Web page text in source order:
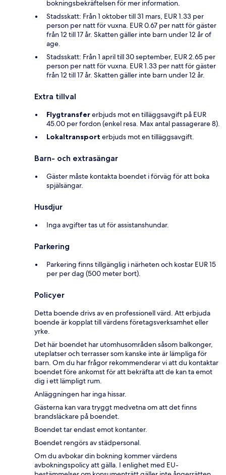
bokningsbekräftelsen för mer information.
Stadsskatt: Från 1 oktober till 31 mars, EUR 1.33 per
person per natt för vuxna. EUR 0.67 per natt för gäster
från 12 till 17 år. Skatten gäller inte barn under 12 år of
age.
Stadsskatt: Från 1 april till 30 september, EUR 2.65 per
person per natt för vuxna. EUR 1.33 per natt för gäster
från 12 till 17 år. Skatten gäller inte barn under 12 år.
Extra tillval
Flygtransfererbjuds mot en tilläggsavgift på EUR
45.00 per fordon (enkel resa. Max antal passagerare 8).
Lokaltransport erbjuds mot en tilläggsavgift.
Barn- och extrasängar
Gäster måste kontakta boendet i förväg för att boka
spjälsängar.
Husdjur
Inga avgifter tas ut för assistanshundar.
Parkering
Parkering finns tillgänglig i närheten och kostar EUR 15
per per dag (500 meter bort).
Policyer
Detta boende drivs av en professionell värd. Att erbjuda
boende är kopplat till värdens företagsverksamhet eller
yrke.
Det här boendet har utomhusområden såsom balkonger,
uteplatser och terrasser som kanske inte är lämpliga för
barn. Om du har frågor rekommenderar vi att du kontaktar
boendet före ankomst för att bekräfta att de kan ta emot
dig i ett lämpligt rum.
Anläggningen har inga hissar.
Gästerna kan vara tryggt medvetna om att det finns
brandsläckare på boendet.
Boendet tar endast emot kontanter.
Boendet rengörs av städpersonal.
Om du avbokar din bokning kommer värdens
avbokningspolicy att gälla. I enlighet med EU-